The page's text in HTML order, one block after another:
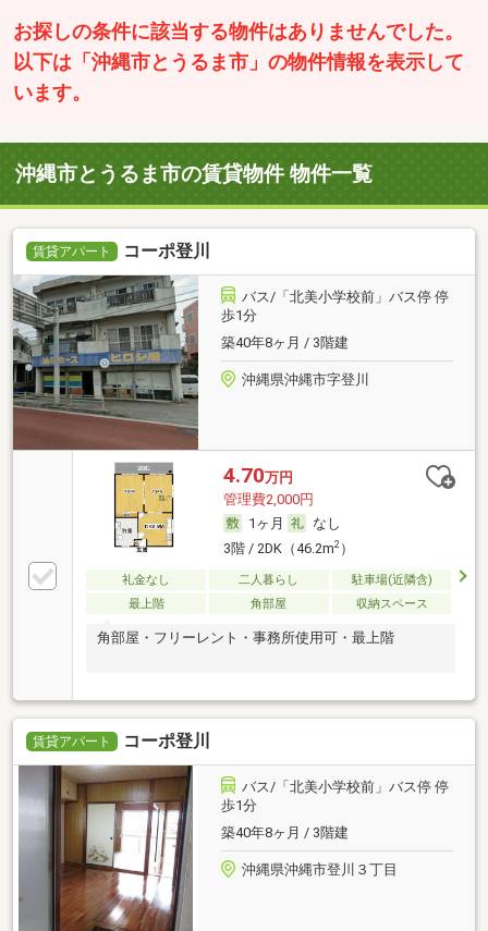
お探しの条件に該当する物件はありませんでした。
以下は「沖縄市とうるま市」の物件情報を表示して
います。
沖縄市とうるま市の賃貸物件 物件一覧
賃貸アパート コーポ登川
バス/「北美小学校前」バス停 停
歩1分
築40年8ヶ月 / 3階建
沖縄県沖縄市字登川
4.70万円
管理費2,000円
1ヶ月
なし
3階 / 2DK（46.2m2）
礼金なし 二人暮らし
駐車場(近隣含)
最上階
角部屋 収納スペース
角部屋・フリーレント・事務所使用可・最上階
賃貸アパート コーポ登川
バス/「北美小学校前」バス停 停
歩1分
築40年8ヶ月 / 3階建
沖縄県沖縄市登川３丁目